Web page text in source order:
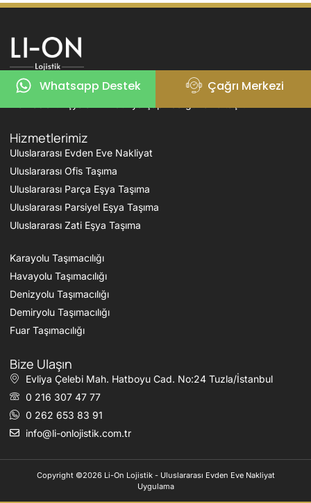
Li-On Lojistik; uluslararası taşımacılıkta ev, ofis ve zati eşya
nakliyatında uzmanlaşmış, güvenilir ve deneyimli bir lojistik
Hizmetlerimiz
Uluslararası Evden Eve Nakliyat
Uluslararası Ofis Taşıma
Uluslararası Parça Eşya Taşıma
Uluslararası Parsiyel Eşya Taşıma
Uluslararası Zati Eşya Taşıma
Karayolu Taşımacılığı
Havayolu Taşımacılığı
Denizyolu Taşımacılığı
Demiryolu Taşımacılığı
Fuar Taşımacılığı
Bize Ulaşın
Evliya Çelebi Mah. Hatboyu Cad. No:24 Tuzla/İstanbul
0 216 307 47 77
0 262 653 83 91
info@li-onlojistik.com.tr
Copyright ©2026 Li-On Lojistik - Uluslararası Evden Eve Nakliyat
Uygulama
Whatsapp Destek Çağrı Merkezi